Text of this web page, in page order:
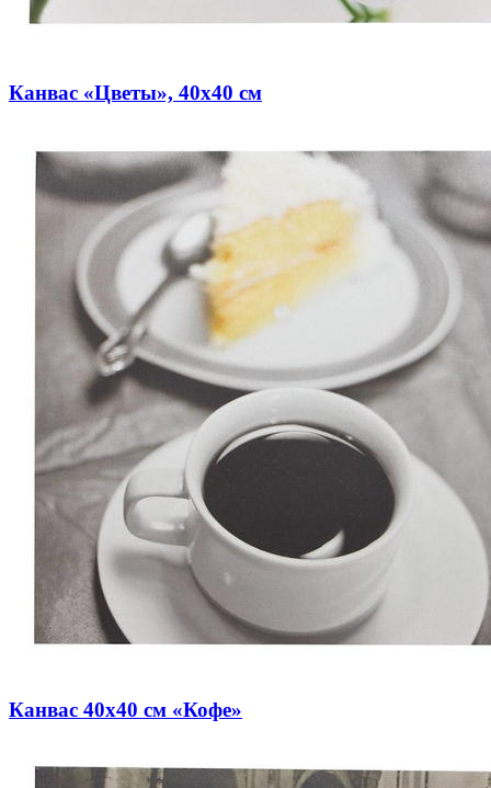
Канвас «Цветы», 40х40 см
Канвас 40х40 см «Кофе»